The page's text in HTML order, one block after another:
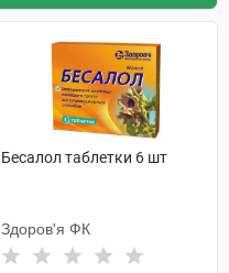
Бесалол таблетки 6 шт
Здоров'я ФК